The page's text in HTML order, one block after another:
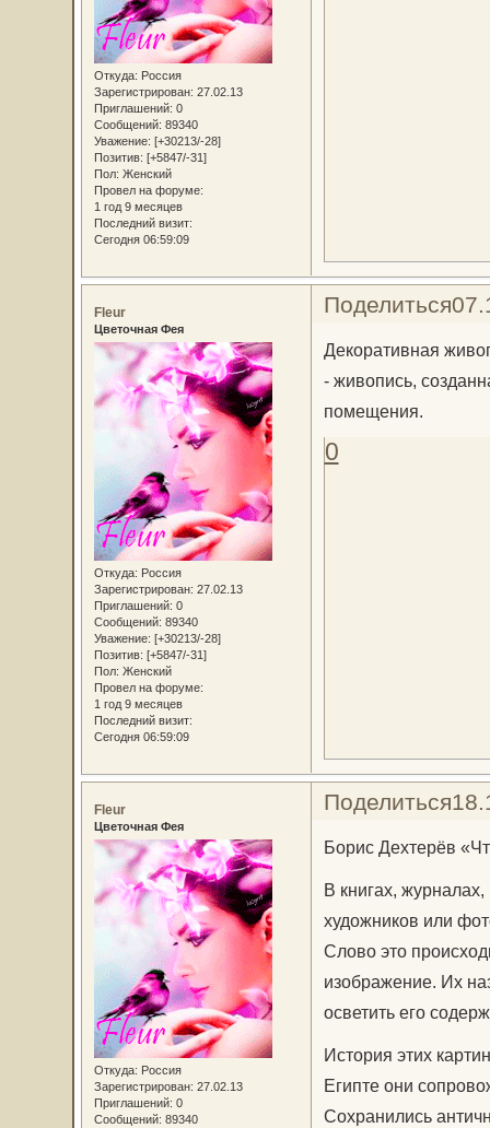
Откуда: Россия
Зарегистрирован: 27.02.13
Приглашений: 0
Сообщений: 89340
Уважение: [+30213/-28]
Позитив: [+5847/-31]
Пол: Женский
Провел на форуме:
1 год 9 месяцев
Последний визит:
Сегодня 06:59:09
Поделиться
Fleur
Цветочная Фея
Откуда: Россия
Зарегистрирован: 27.02.13
Приглашений: 0
Сообщений: 89340
Уважение: [+30213/-28]
Позитив: [+5847/-31]
Пол: Женский
Провел на форуме:
1 год 9 месяцев
Последний визит:
Сегодня 06:59:09
Декоративная
- живопись,
помещения.
0
Поделиться
Fleur
Цветочная Фея
Откуда: Россия
Зарегистрирован: 27.02.13
Приглашений: 0
Сообщений: 89340
Борис Дехтерёв
В книгах,
художников или
Слово это
изображение. Их
осветить его
История этих
Египте они
Сохранились